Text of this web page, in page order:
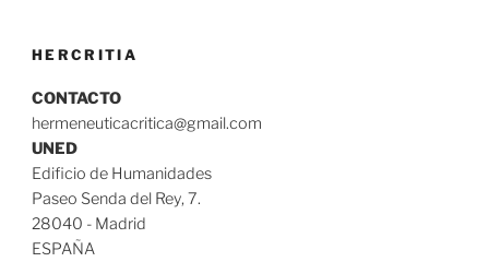
HERCRITIA
CONTACTO
hermeneuticacritica@gmail.com
UNED
Edificio de Humanidades
Paseo Senda del Rey, 7.
28040 - Madrid
ESPAÑA